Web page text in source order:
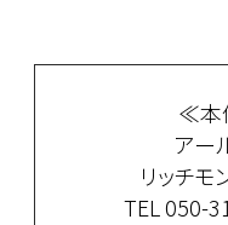
≪本
アー
リッチ
TEL 050-